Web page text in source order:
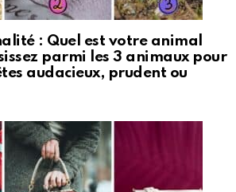
: Quel est votre animal
parmi les 3 animaux pour
audacieux, prudent ou